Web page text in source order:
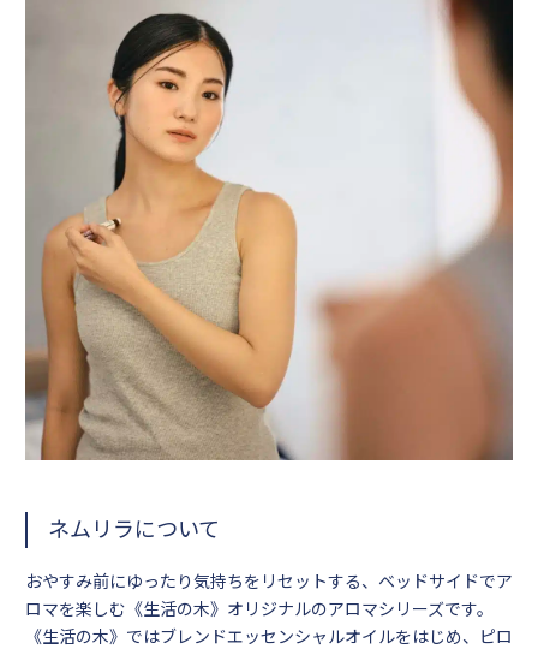
ネムリラについて
おやすみ前にゆったり気持ちをリセットする、ベッドサイドでア
ロマを楽しむ《生活の木》オリジナルのアロマシリーズです。
《生活の木》ではブレンドエッセンシャルオイルをはじめ、ピロ